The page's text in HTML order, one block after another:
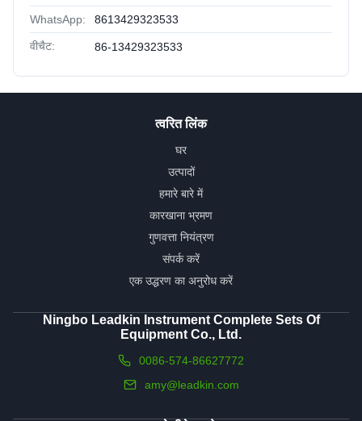
WhatsApp: 8613429323533
वीचैट: 86-13429323533
त्वरित लिंक
घर
उत्पादों
हमारे बारे में
कारखाना भ्रमण
गुणवत्ता नियंत्रण
संपर्क करें
एक उद्धरण का अनुरोध करें
Ningbo Leadkin Instrument Complete Sets Of
Equipment Co., Ltd.
0086-574-86627772
amy@leadkin.com